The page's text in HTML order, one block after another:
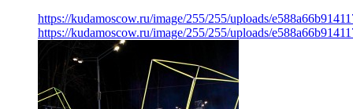
https://kudamoscow.ru/image/255/255/uploads/
https://kudamoscow.ru/image/255/255/uploads/